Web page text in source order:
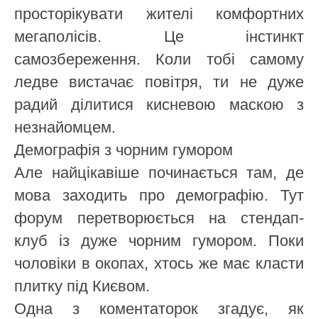
просторікувати жителі комфортних
мегаполісів. Це інстинкт
самозбереження. Коли тобі самому
ледве вистачає повітря, ти не дуже
радий ділитися кисневою маскою з
незнайомцем.
Демографія з чорним гумором
Але найцікавіше починається там, де
мова заходить про демографію. Тут
форум перетворюється на стендап-
клуб із дуже чорним гумором. Поки
чоловіки в окопах, хтось же має класти
плитку під Києвом.
Одна з коментаторок згадує, як